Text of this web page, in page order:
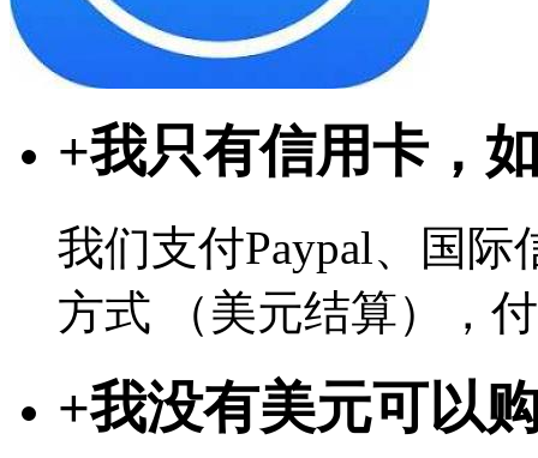
+我只有信用卡，
我们支付Paypal、国
方式 （美元结算），
+我没有美元可以